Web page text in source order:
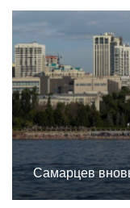
Самарцев